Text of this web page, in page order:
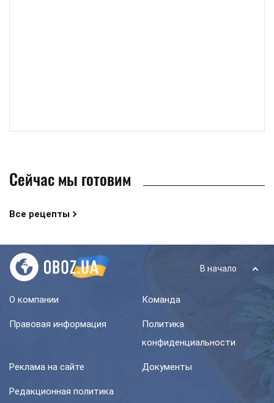
Сейчас мы готовим
Все рецепты
В начало
О компании Команда
Правовая информация
Политика
конфиденциальности
Реклама на сайте Документы
Редакционная политика